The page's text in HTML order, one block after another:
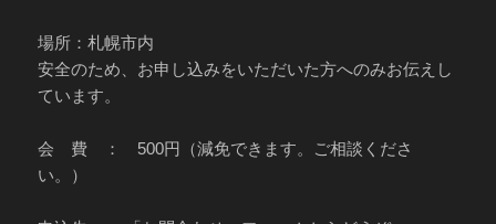
場所：札幌市内
安全のため、お申し込みをいただいた方へのみお伝えし
ています。
会 費 ： 500円（減免できます。ご相談くださ
い。）